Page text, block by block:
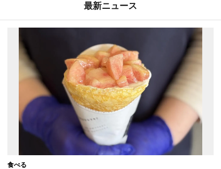
最新ニュース
食べる